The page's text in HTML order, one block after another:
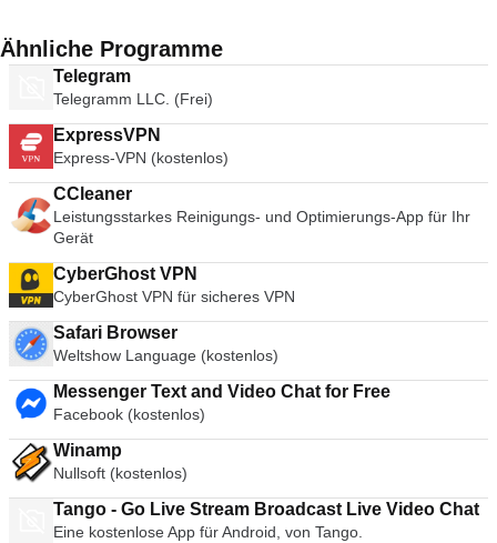
Ähnliche Programme
Telegram
Telegramm LLC. (Frei)
ExpressVPN
Express-VPN (kostenlos)
CCleaner
Leistungsstarkes Reinigungs- und Optimierungs-App für Ihr
Gerät
CyberGhost VPN
CyberGhost VPN für sicheres VPN
Safari Browser
Weltshow Language (kostenlos)
Messenger Text and Video Chat for Free
Facebook (kostenlos)
Winamp
Nullsoft (kostenlos)
Tango - Go Live Stream Broadcast Live Video Chat
Eine kostenlose App für Android, von Tango.